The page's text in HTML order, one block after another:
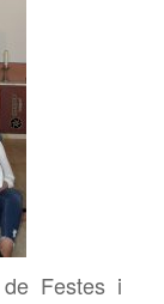
Festes i